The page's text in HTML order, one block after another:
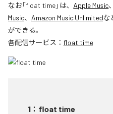
なお「float time」は、 Apple Music、
Music、 Amazon Music Unlimitedな
ができる。
各配信サービス： float time
1 ： float time